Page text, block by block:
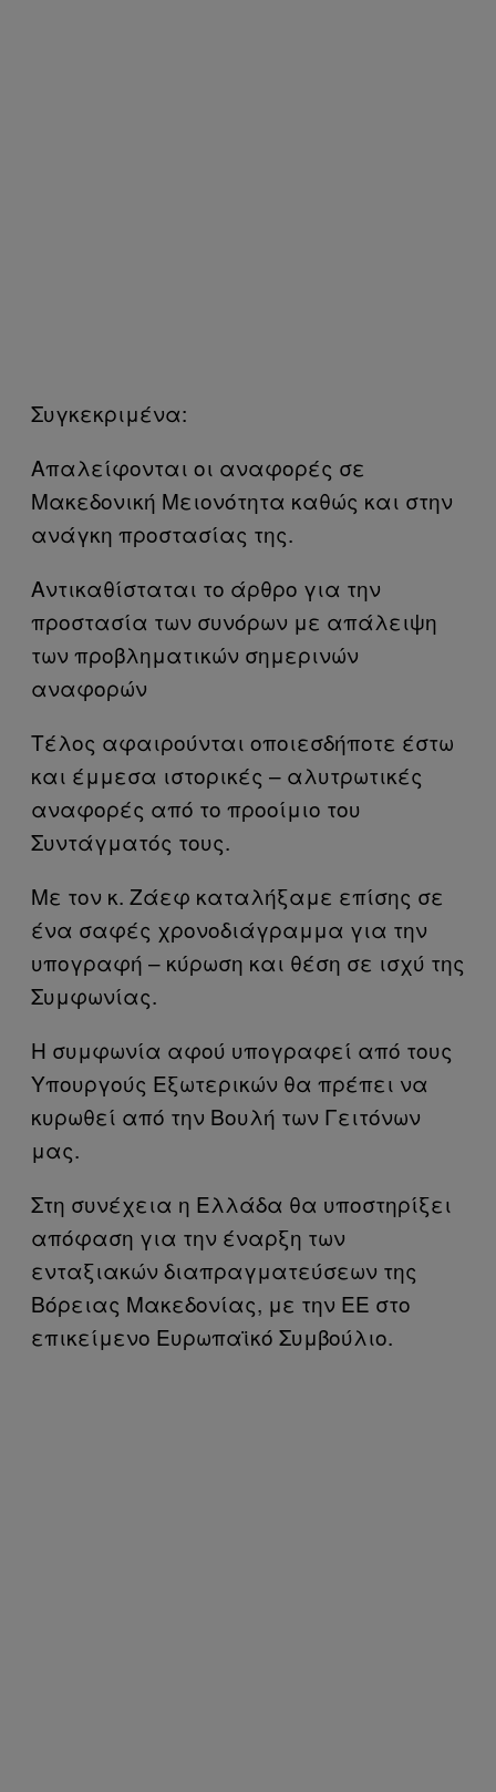
Συγκεκριμένα:
Απαλείφονται οι αναφορές σε
Μακεδονική Μειονότητα καθώς και στην
ανάγκη προστασίας της.
Αντικαθίσταται το άρθρο για την
προστασία των συνόρων με απάλειψη
των προβληματικών σημερινών
αναφορών
Τέλος αφαιρούνται οποιεσδήποτε έστω
και έμμεσα ιστορικές – αλυτρωτικές
αναφορές από το προοίμιο του
Συντάγματός τους.
Με τον κ. Ζάεφ καταλήξαμε επίσης σε
ένα σαφές χρονοδιάγραμμα για την
υπογραφή – κύρωση και θέση σε ισχύ της
Συμφωνίας.
Η συμφωνία αφού υπογραφεί από τους
Υπουργούς Εξωτερικών θα πρέπει να
κυρωθεί από την Βουλή των Γειτόνων
μας.
Στη συνέχεια η Ελλάδα θα υποστηρίξει
απόφαση για την έναρξη των
ενταξιακών διαπραγματεύσεων της
Βόρειας Μακεδονίας, με την ΕΕ στο
επικείμενο Ευρωπαϊκό Συμβούλιο.